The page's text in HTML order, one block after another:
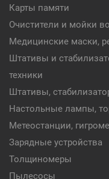
Карты памяти
Очистители и мойки
Медицинские маски,
Штативы и
техники
Штативы,
Настольные лампы,
Метеостанции,
Зарядные устройства
Толщиномеры
Пылесосы